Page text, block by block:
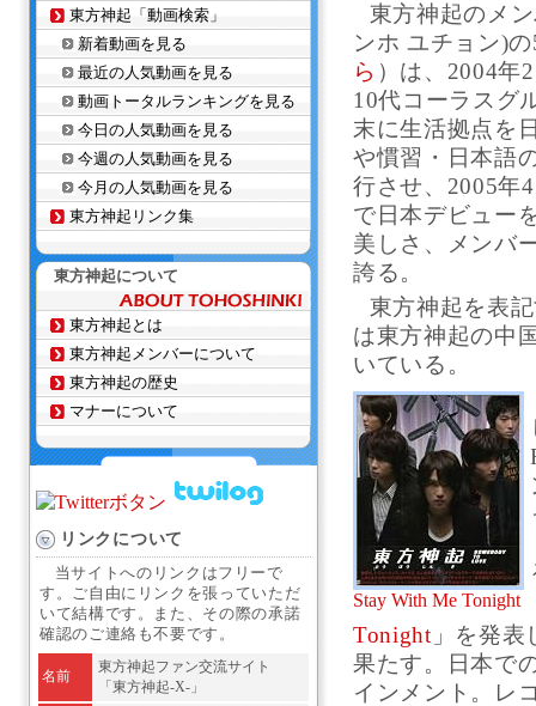
東方神起のメ
ンホ ユチョン)
ら ）は、2004年
10代コーラスグ
末に生活拠点を
や慣習・日本語
行させ、2005年
で日本デビュー
美しさ、メンバ
誇る。
東方神起を表
は東方神起の中
いている。
Stay With Me Tonight
Tonight 」を発
果たす。日本で
インメント。レ
東方神起「動画検索」
新着動画を見る
最近の人気動画を見る
動画トータルランキングを見る
今日の人気動画を見る
今週の人気動画を見る
今月の人気動画を見る
東方神起リンク集
東方神起について
東方神起とは
東方神起メンバーについて
東方神起の歴史
マナーについて
リンクについて
当サイトへのリンクはフリーで
す。ご自由にリンクを張っていただ
いて結構です。また、その際の承諾
確認のご連絡も不要です。
名前
東方神起ファン交流サイト
「東方神起-X-」